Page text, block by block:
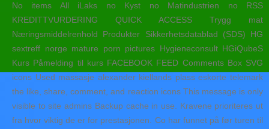
No items All iLaks no Kyst no Matindustrien no RSS
KREDITTVURDERING QUICK ACCESS Trygg mat
Næringsmiddelrenhold Produkter Sikkerhetsdatablad (SDS) HG
sextreff norge mature porn pictures Hygieneconsult HGiQubeS
Kurs Påmelding til kurs FACEBOOK FEED Comments Box SVG
icons Used massasje alexander kiellands plass eskorte telemark
the like, share, comment, and reaction icons This message is only
visible to site admins Backup cache in use. Kravene prioriteres ut
fra hvor viktig de er for prestasjonen. Co har funnet på før turen til